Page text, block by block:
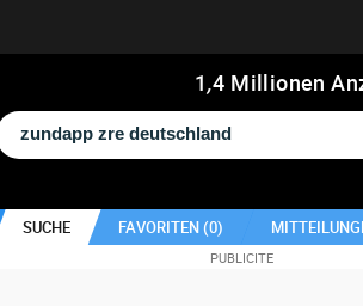
1,4 Millionen
SUCHE FAVORITEN (0)